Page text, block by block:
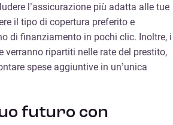
l’assicurazione più adatta alle tue
il tipo di copertura preferito e
di finanziamento in pochi clic. Inoltre, i
verranno ripartiti nelle rate del prestito,
spese aggiuntive in un’unica
futuro con